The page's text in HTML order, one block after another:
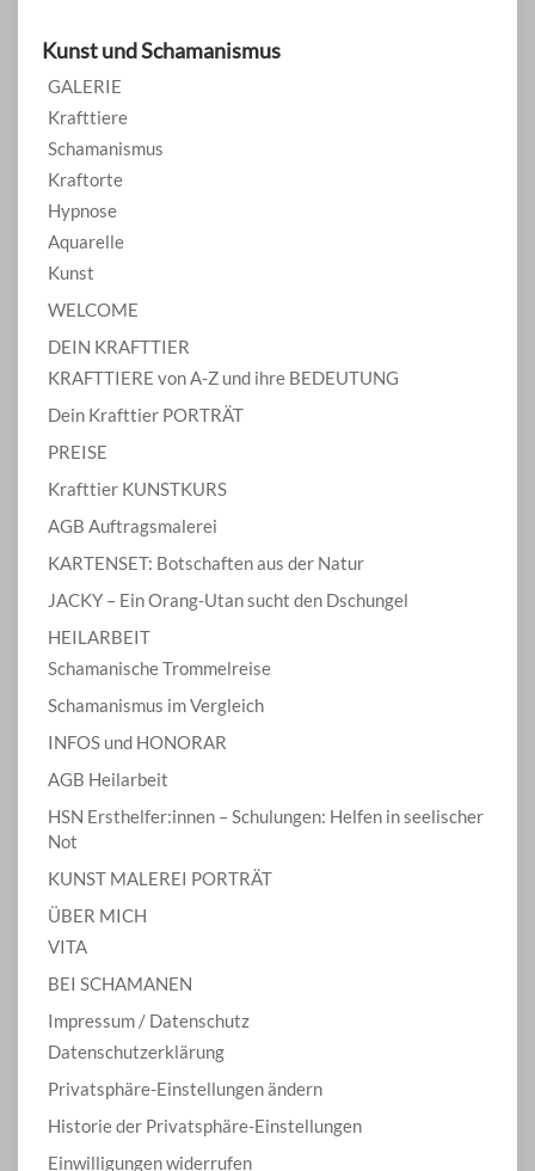
Kunst und Schamanismus
GALERIE
Krafttiere
Schamanismus
Kraftorte
Hypnose
Aquarelle
Kunst
WELCOME
DEIN KRAFTTIER
KRAFTTIERE von A-Z und ihre BEDEUTUNG
Dein Krafttier PORTRÄT
PREISE
Krafttier KUNSTKURS
AGB Auftragsmalerei
KARTENSET: Botschaften aus der Natur
JACKY – Ein Orang-Utan sucht den Dschungel
HEILARBEIT
Schamanische Trommelreise
Schamanismus im Vergleich
INFOS und HONORAR
AGB Heilarbeit
HSN Ersthelfer:innen – Schulungen: Helfen in seelischer
Not
KUNST MALEREI PORTRÄT
ÜBER MICH
VITA
BEI SCHAMANEN
Impressum / Datenschutz
Datenschutzerklärung
Privatsphäre-Einstellungen ändern
Historie der Privatsphäre-Einstellungen
Einwilligungen widerrufen